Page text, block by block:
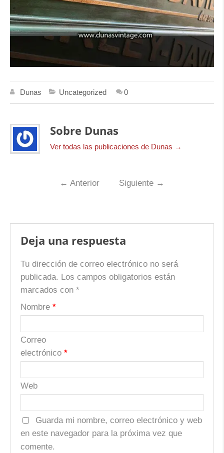
Dunas Uncategorized 0
Sobre Dunas
Ver todas las publicaciones de Dunas →
← Anterior Siguiente →
Deja una respuesta
Tu dirección de correo electrónico no será
publicada. Los campos obligatorios están
marcados con *
Nombre *
Correo
electrónico *
Web
Guarda mi nombre, correo electrónico y web
en este navegador para la próxima vez que
comente.